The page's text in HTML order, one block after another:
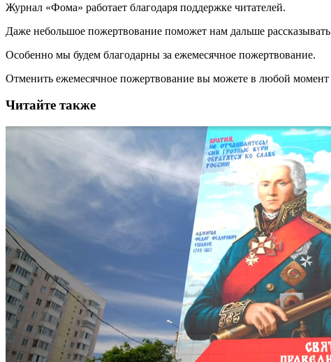
Журнал «Фома» работает благодаря поддержке читателей.
Даже небольшое пожертвование поможет нам дальше рассказывать
Особенно мы будем благодарны за ежемесячное пожертвование.
Отменить ежемесячное пожертвование вы можете в любой момент
Читайте также